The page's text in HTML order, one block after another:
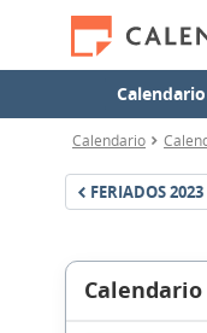
Calendario
FERIADOS2023
Calendario